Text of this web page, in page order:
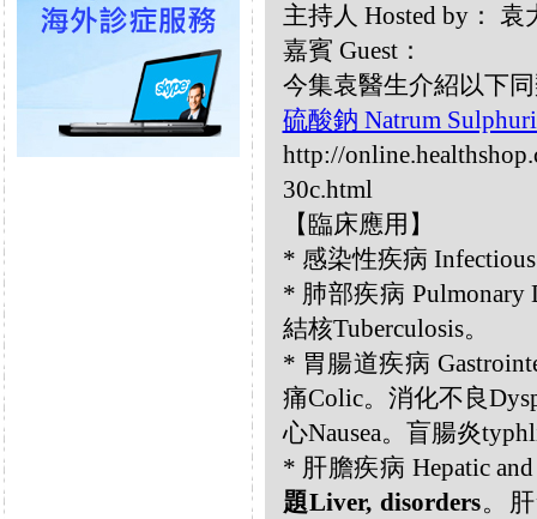
主持人 Hosted by：
嘉賓 Guest：
今集袁醫生介紹以下
硫酸鈉 Natrum
http://
30c.html
【臨床應用】
* 感染性疾病
* 肺部疾病 Pulmonary
結核Tuberculosis。
* 胃腸道疾病
痛Colic。消化不良
心Nausea。盲腸炎
* 肝膽疾病 Hepatic
題Liver, disorders。肝